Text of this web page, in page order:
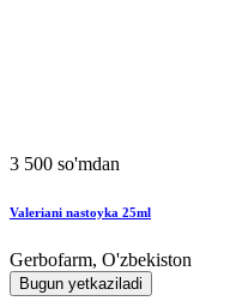
3 500 so'mdan
Valeriani nastoyka 25ml
Gerbofarm, O'zbekiston
Bugun yetkaziladi